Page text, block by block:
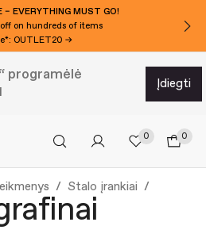
– EVERYTHING MUST GO!
on hundreds of items
OUTLET20 →
programėlė įdiegti
0 0
Stalo įrankiai